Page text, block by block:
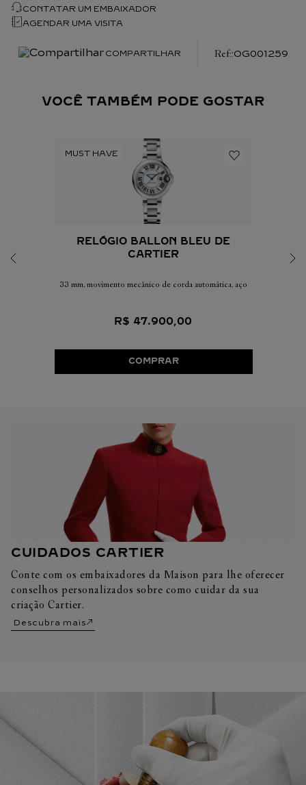
CONTATAR UM EMBAIXADOR
AGENDAR UMA VISITA
COMPARTILHAR :OG001259
VOCÊ TAMBÉM PODE GOSTAR
RELÓGIO BALLON BLEU DE
CARTIER
33 mm, movimento mecânico de corda automática, aço
R$ 47.900,00
COMPRAR
CUIDADOS CARTIER
Conte com os embaixadores da Maison para lhe oferecer
conselhos personalizados sobre como cuidar da sua
criação Cartier.
Descubra mais